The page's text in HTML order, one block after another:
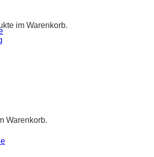
im Warenkorb.
Warenkorb.